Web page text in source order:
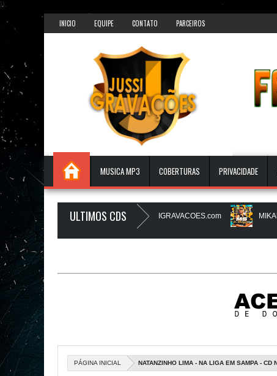
});
INICIO EQUIPE CONTATO PARCEIROS
MUSICA MP3 COBERTURAS PRIVACIDADE
ULTIMOS CDS
PAREDAO - AGOSTO 2026 - JUSSIGRAVACOES.com MIKAEL
- JUSSIGRAVACOES.com
PÁGINA INICIAL NATANZINHO LIMA - NA LIGA EM SAMPA - CD